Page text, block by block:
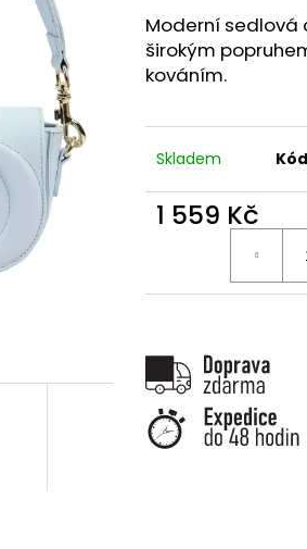
Moderní sedlová
širokým
kováním.
Skladem
1 559 Kč